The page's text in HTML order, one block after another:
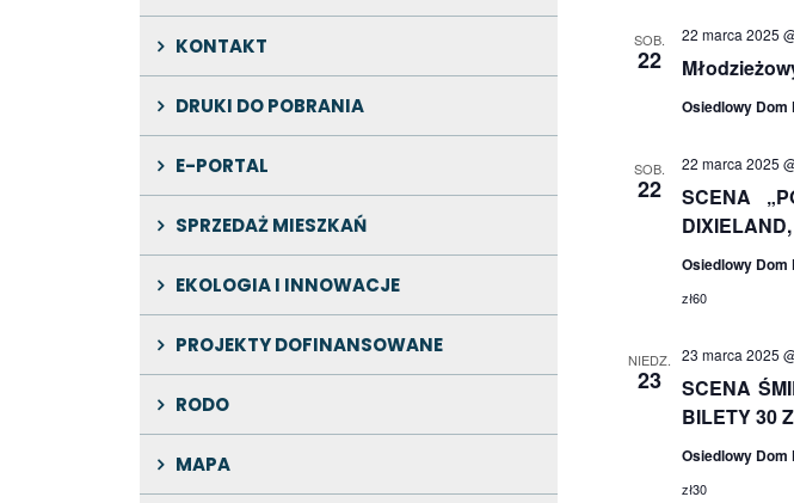
KONTAKT
DRUKI DO POBRANIA
E-PORTAL
SPRZEDAŻ MIESZKAŃ
EKOLOGIA I INNOWACJE
PROJEKTY DOFINANSOWANE
RODO
MAPA
SOB.
22
22 marca 2025
Osiedlowy
SOB.
22
SCENA
22 marca 2025
Osiedlowy
zł60
NIEDZ.
23
SCENA
BILETY 30
23 marca 2025
Osiedlowy
zł30